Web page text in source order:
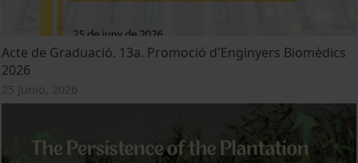
Acte de Graduació. 13a. Promoció d'Enginyers Biomèdics
2026
25 Junio, 2026